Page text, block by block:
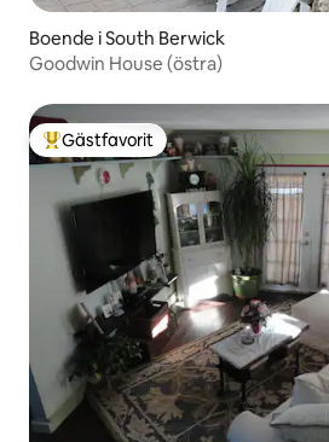
Boende i South Berwick
Goodwin House (östra)
Populär gästfavorit
Gästfavorit